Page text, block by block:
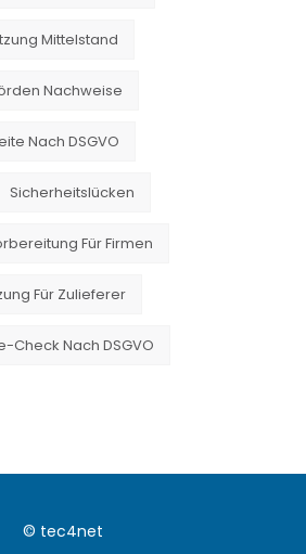
Mittelstand
Nachweise
Nach DSGVO
Sicherheitslücken
Für Firmen
Für Zulieferer
Nach DSGVO
© tec4net